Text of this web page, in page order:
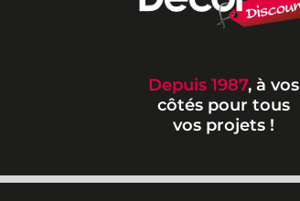
Depuis 1987, à vos
côtés pour tous
vos projets !